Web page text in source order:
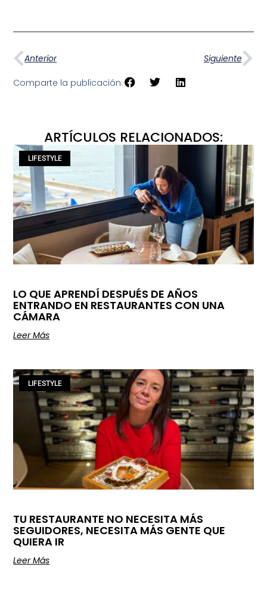
Anterior Siguiente
Comparte la publicación:
ARTÍCULOS RELACIONADOS:
LIFESTYLE
LO QUE APRENDÍ DESPUÉS DE AÑOS
ENTRANDO EN RESTAURANTES CON UNA
CÁMARA
Leer Más
LIFESTYLE
TU RESTAURANTE NO NECESITA MÁS
SEGUIDORES, NECESITA MÁS GENTE QUE
QUIERA IR
Leer Más